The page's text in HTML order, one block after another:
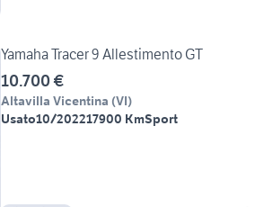
Yamaha Tracer 9 Allestimento GT
10.700 €
Altavilla Vicentina (VI)
Usato10/202217900 KmSport